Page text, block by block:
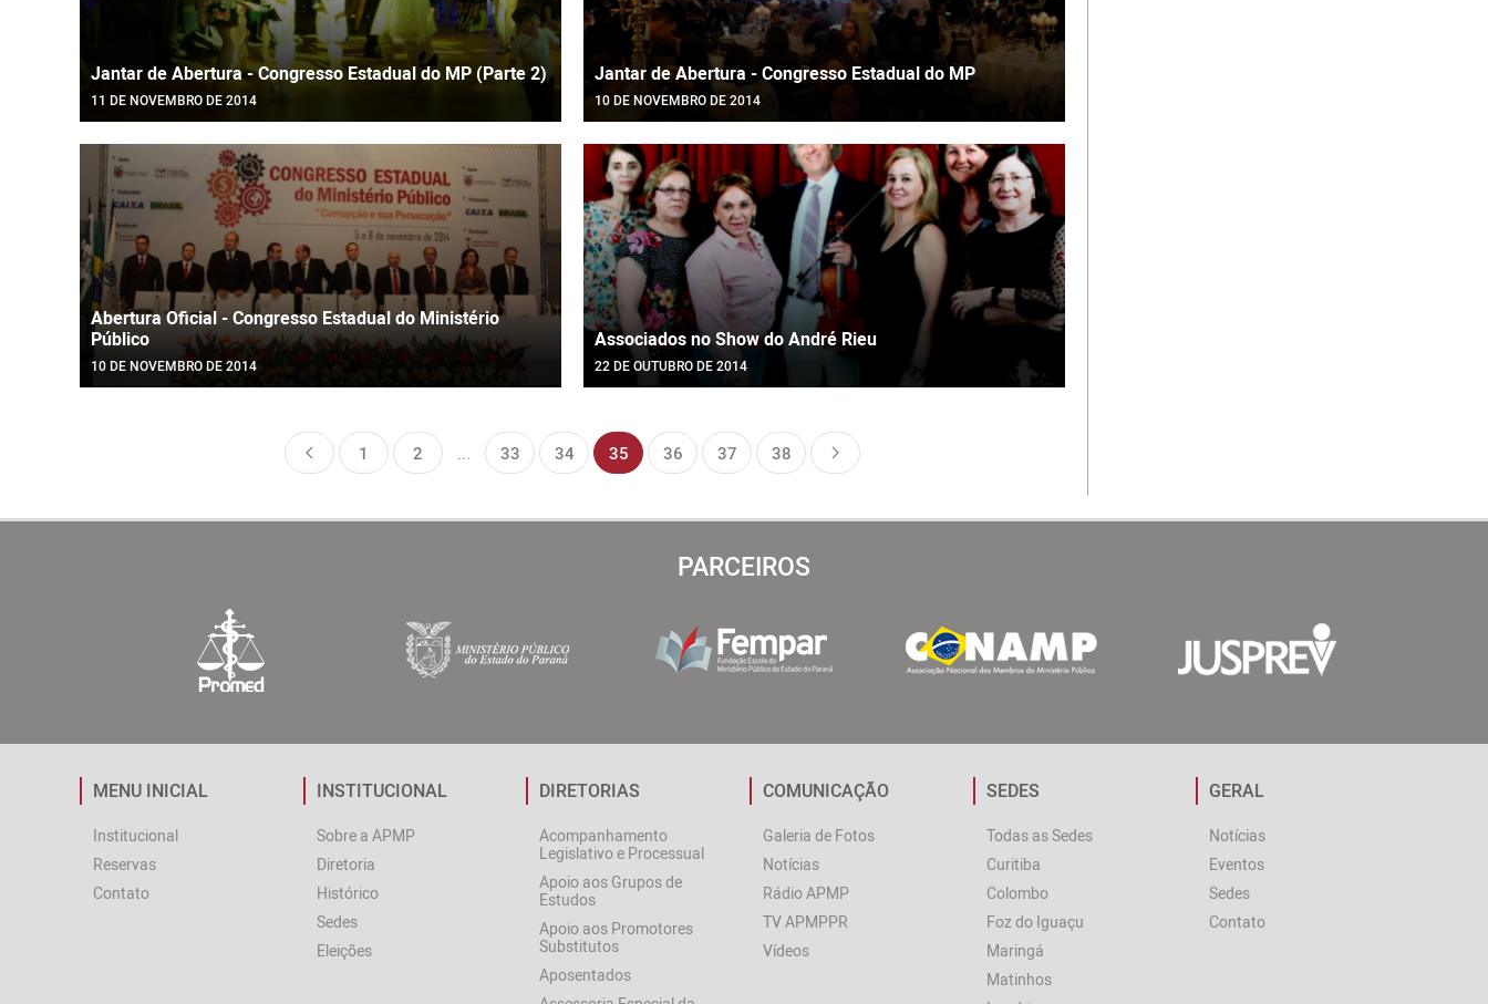
Jantar de Abertura - Congresso Estadual do MP (Parte 2)
11 DE NOVEMBRO DE 2014
Jantar de Abertura - Congresso Estadual do MP
10 DE NOVEMBRO DE 2014
Abertura Oficial - Congresso Estadual do Ministério
Público
10 DE NOVEMBRO DE 2014
Associados no Show do André Rieu
22 DE OUTUBRO DE 2014
1 2 ... 33 34 35 36 37 38
PARCEIROS
MENU INICIAL
Institucional
Reservas
Contato
INSTITUCIONAL
Sobre a APMP
Diretoria
Histórico
Sedes
Eleições
DIRETORIAS
Acompanhamento
Legislativo e Processual
Apoio aos Grupos de
Estudos
Apoio aos Promotores
Substitutos
Aposentados
COMUNICAÇÃO
Galeria de Fotos
Notícias
Rádio APMP
TV APMPPR
Vídeos
SEDES
Todas as Sedes
Curitiba
Colombo
Foz do Iguaçu
Maringá
Matinhos
GERAL
Notícias
Eventos
Sedes
Contato